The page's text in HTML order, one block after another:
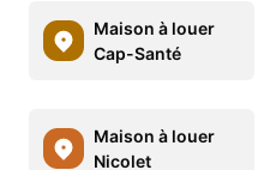
Maison à louer
Cap-Santé
Maison à louer
Nicolet